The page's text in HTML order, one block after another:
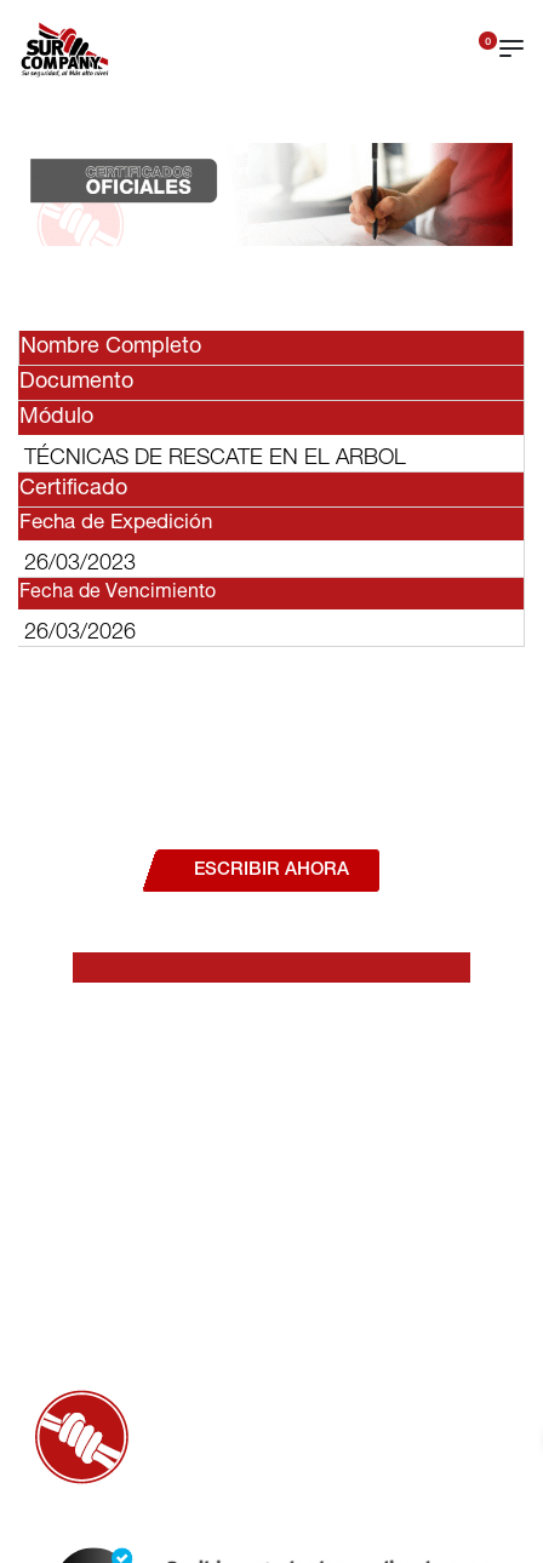
0
Nombre Completo
Documento
Módulo
TÉCNICAS DE RESCATE EN EL ARBOL
Certificado
Fecha de Expedición
26/03/2023
Fecha de Vencimiento
26/03/2026
ESCRIBIR AHORA